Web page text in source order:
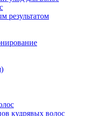
результатом
кудрявых волос